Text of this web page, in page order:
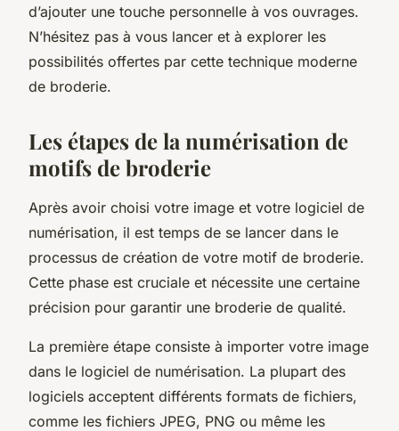
d’ajouter une touche personnelle à vos ouvrages.
N’hésitez pas à vous lancer et à explorer les
possibilités offertes par cette technique moderne
de broderie.
Les étapes de la numérisation de
motifs de broderie
Après avoir choisi votre image et votre logiciel de
numérisation, il est temps de se lancer dans le
processus de création de votre motif de broderie.
Cette phase est cruciale et nécessite une certaine
précision pour garantir une broderie de qualité.
La première étape consiste à importer votre image
dans le logiciel de numérisation. La plupart des
logiciels acceptent différents formats de fichiers,
comme les fichiers JPEG, PNG ou même les